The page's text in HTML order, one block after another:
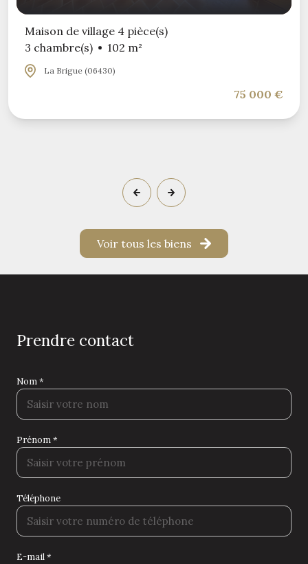
Maison de village 4 pièce(s)
3 chambre(s)
102 m²
La Brigue (06430)
75 000 €
Voir tous les biens
prendre contact
Nom *
Prénom *
Téléphone
E-mail *